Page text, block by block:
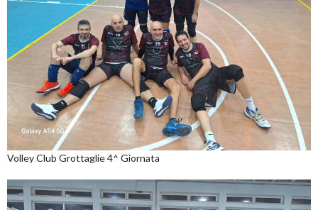
Volley Club Grottaglie 4^ Giornata